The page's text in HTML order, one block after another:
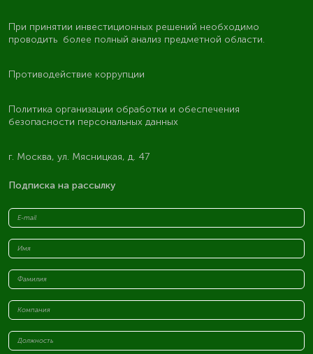
При принятии инвестиционных решений необходимо
проводить более полный анализ предметной области.
Противодействие коррупции
Политика организации обработки и обеспечения
безопасности персональных данных
г. Москва, ул. Мясницкая, д. 47
Подписка на рассылку